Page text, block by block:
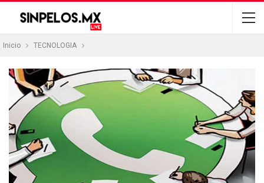
Inicio TECNOLOGIA